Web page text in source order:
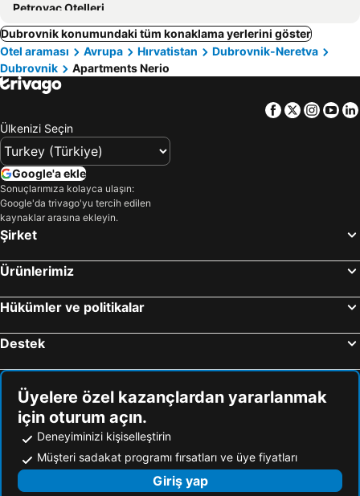
Petrovac Otelleri
Dubrovnik konumundaki tüm konaklama yerlerini göster
Otel araması
Avrupa Hırvatistan
Dubrovnik-Neretva
Dubrovnik
Apartments Nerio
Facebook
Twitter
Ülkenizi Seçin
Google'a ekle
Sonuçlarımıza kolayca ulaşın:
Google'da trivago'yu tercih edilen
kaynaklar arasına ekleyin.
Şirket
Ürünlerimiz
Hükümler ve politikalar
Destek
Üyelere özel kazançlardan yararlanmak
için oturum açın.
Deneyiminizi kişiselleştirin
Müşteri sadakat programı fırsatları ve üye fiyatları
Giriş yap